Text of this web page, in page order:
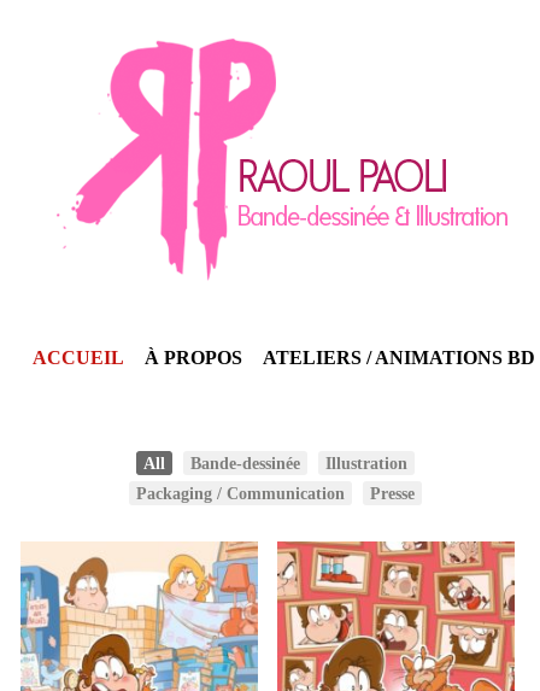
ACCUEIL À PROPOS ATELIERS / ANIMATIONS BD
All Bande-dessinée
Illustration
Packaging / Communication
Presse